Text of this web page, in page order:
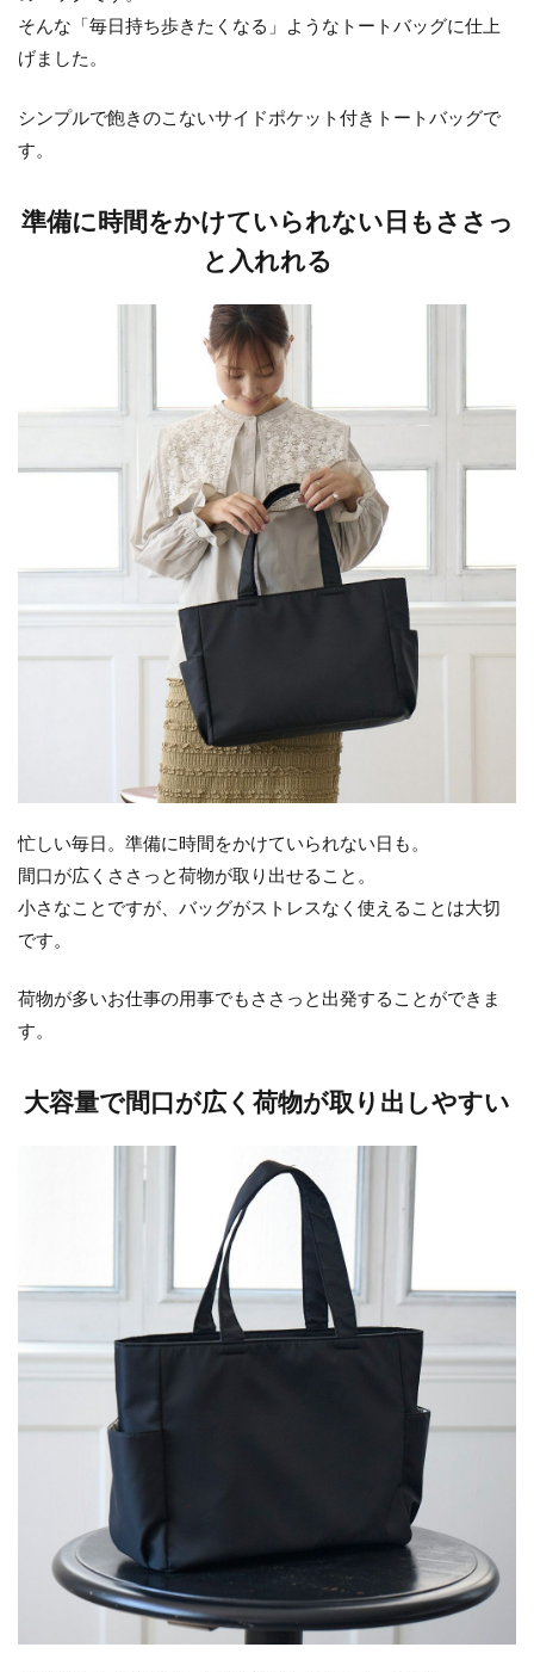
そんな「毎日持ち歩きたくなる」ようなトートバッグに仕上
げました。
シンプルで飽きのこないサイドポケット付きトートバッグで
す。
準備に時間をかけていられない日もささっ
と入れれる
忙しい毎日。準備に時間をかけていられない日も。
間口が広くささっと荷物が取り出せること。
小さなことですが、バッグがストレスなく使えることは大切
です。
荷物が多いお仕事の用事でもささっと出発することができま
す。
大容量で間口が広く荷物が取り出しやすい